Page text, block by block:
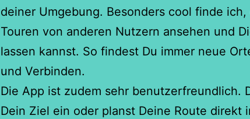
deiner Umgebung. Besonders cool finde ich,
Touren von anderen Nutzern ansehen und
lassen kannst. So findest Du immer neue
und Verbinden.
Die App ist zudem sehr benutzerfreundlich.
Dein Ziel ein oder planst Deine Route direkt